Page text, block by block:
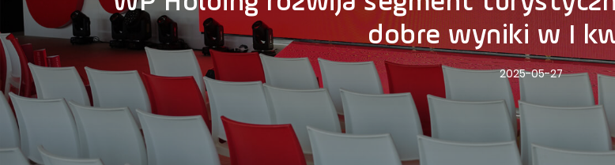
dobre wyniki w I
2025-05-27